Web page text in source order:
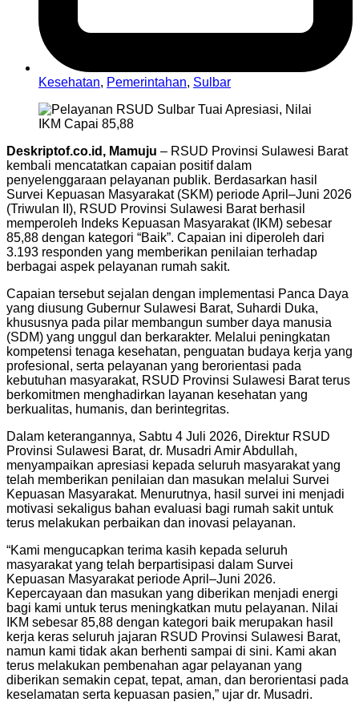
Kesehatan, Pemerintahan, Sulbar
Deskriptof.co.id, Mamuju – RSUD Provinsi Sulawesi Barat
kembali mencatatkan capaian positif dalam
penyelenggaraan pelayanan publik. Berdasarkan hasil
Survei Kepuasan Masyarakat (SKM) periode April–Juni 2026
(Triwulan II), RSUD Provinsi Sulawesi Barat berhasil
memperoleh Indeks Kepuasan Masyarakat (IKM) sebesar
85,88 dengan kategori “Baik”. Capaian ini diperoleh dari
3.193 responden yang memberikan penilaian terhadap
berbagai aspek pelayanan rumah sakit.
Capaian tersebut sejalan dengan implementasi Panca Daya
yang diusung Gubernur Sulawesi Barat, Suhardi Duka,
khususnya pada pilar membangun sumber daya manusia
(SDM) yang unggul dan berkarakter. Melalui peningkatan
kompetensi tenaga kesehatan, penguatan budaya kerja yang
profesional, serta pelayanan yang berorientasi pada
kebutuhan masyarakat, RSUD Provinsi Sulawesi Barat terus
berkomitmen menghadirkan layanan kesehatan yang
berkualitas, humanis, dan berintegritas.
Dalam keterangannya, Sabtu 4 Juli 2026, Direktur RSUD
Provinsi Sulawesi Barat, dr. Musadri Amir Abdullah,
menyampaikan apresiasi kepada seluruh masyarakat yang
telah memberikan penilaian dan masukan melalui Survei
Kepuasan Masyarakat. Menurutnya, hasil survei ini menjadi
motivasi sekaligus bahan evaluasi bagi rumah sakit untuk
terus melakukan perbaikan dan inovasi pelayanan.
“Kami mengucapkan terima kasih kepada seluruh
masyarakat yang telah berpartisipasi dalam Survei
Kepuasan Masyarakat periode April–Juni 2026.
Kepercayaan dan masukan yang diberikan menjadi energi
bagi kami untuk terus meningkatkan mutu pelayanan. Nilai
IKM sebesar 85,88 dengan kategori baik merupakan hasil
kerja keras seluruh jajaran RSUD Provinsi Sulawesi Barat,
namun kami tidak akan berhenti sampai di sini. Kami akan
terus melakukan pembenahan agar pelayanan yang
diberikan semakin cepat, tepat, aman, dan berorientasi pada
keselamatan serta kepuasan pasien,” ujar dr. Musadri.